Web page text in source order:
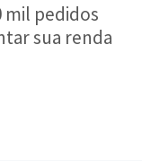
mil pedidos
sua renda